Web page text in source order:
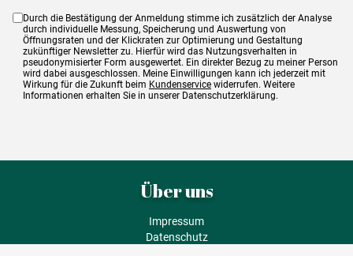
Durch die Bestätigung der Anmeldung stimme ich zusätzlich der Analyse
durch individuelle Messung, Speicherung und Auswertung von
Öffnungsraten und der Klickraten zur Optimierung und Gestaltung
zukünftiger Newsletter zu. Hierfür wird das Nutzungsverhalten in
pseudonymisierter Form ausgewertet. Ein direkter Bezug zu meiner Person
wird dabei ausgeschlossen. Meine Einwilligungen kann ich jederzeit mit
Wirkung für die Zukunft beim Kundenservice widerrufen. Weitere
Informationen erhalten Sie in unserer Datenschutzerklärung.
Über uns
Impressum
Datenschutz